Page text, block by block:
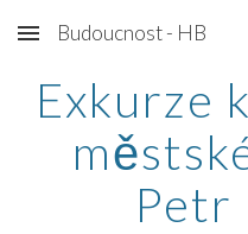
Skip to main content
Budoucnost - HB
Exkurze
Petr